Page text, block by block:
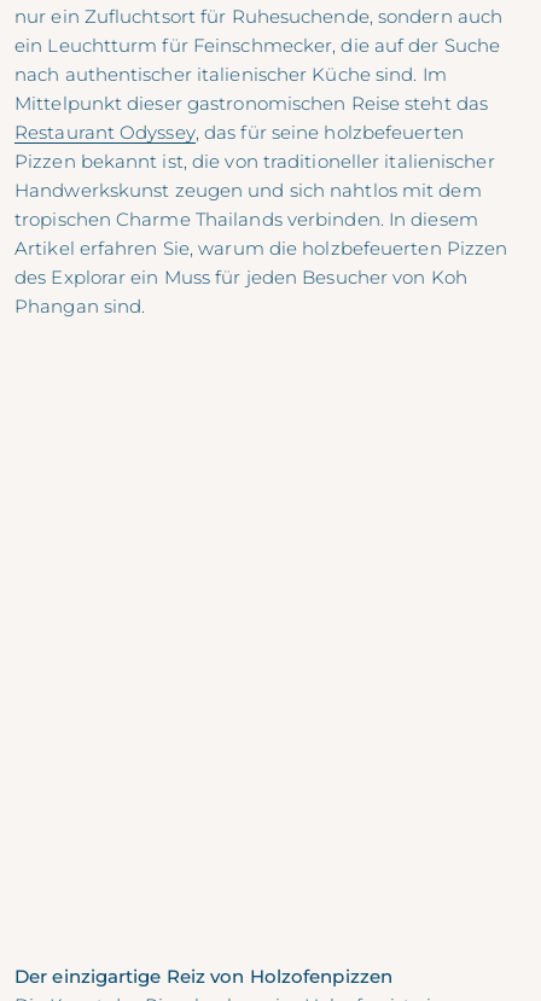
nur ein Zufluchtsort für Ruhesuchende, sondern auch
ein Leuchtturm für Feinschmecker, die auf der Suche
nach authentischer italienischer Küche sind. Im
Mittelpunkt dieser gastronomischen Reise steht das
Restaurant Odyssey, das für seine holzbefeuerten
Pizzen bekannt ist, die von traditioneller italienischer
Handwerkskunst zeugen und sich nahtlos mit dem
tropischen Charme Thailands verbinden. In diesem
Artikel erfahren Sie, warum die holzbefeuerten Pizzen
des Explorar ein Muss für jeden Besucher von Koh
Phangan sind.
Der einzigartige Reiz von Holzofenpizzen